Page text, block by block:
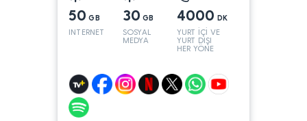
50 GB
INTERNET
30 GB
SOSYAL
MEDYA
4000 DK
YURT İÇİ VE
YURT DIŞI
HER YÖNE